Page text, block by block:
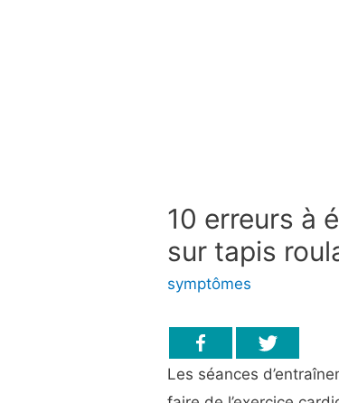
10 erreurs à
sur tapis
symptômes
Les séances